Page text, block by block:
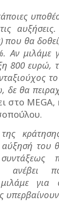
που θα
Αν μιλάμε
800 ευρώ,
θα
στο MEGA,
του
ανέβει
για